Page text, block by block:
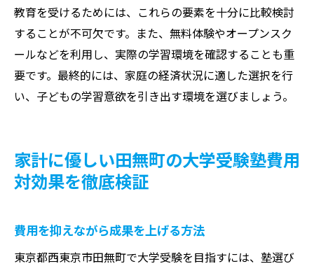
教育を受けるためには、これらの要素を十分に比較検討
することが不可欠です。また、無料体験やオープンスク
ールなどを利用し、実際の学習環境を確認することも重
要です。最終的には、家庭の経済状況に適した選択を行
い、子どもの学習意欲を引き出す環境を選びましょう。
家計に優しい田無町の大学受験塾費用
対効果を徹底検証
費用を抑えながら成果を上げる方法
東京都西東京市田無町で大学受験を目指すには、塾選び